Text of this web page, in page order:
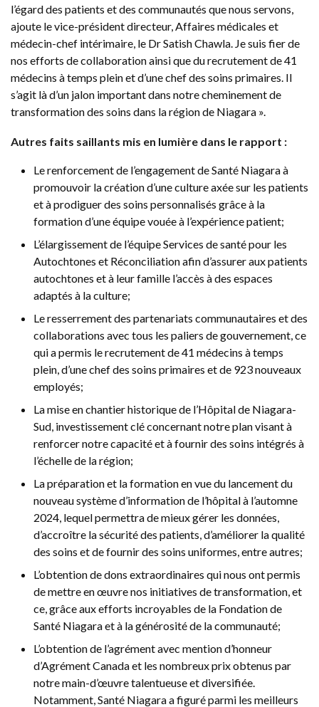
l’égard des patients et des communautés que nous servons,
ajoute le vice-président directeur, Affaires médicales et
médecin-chef intérimaire, le Dr Satish Chawla. Je suis fier de
nos efforts de collaboration ainsi que du recrutement de 41
médecins à temps plein et d’une chef des soins primaires. Il
s’agit là d’un jalon important dans notre cheminement de
transformation des soins dans la région de Niagara ».
Autres faits saillants mis en lumière dans le rapport :
Le renforcement de l’engagement de Santé Niagara à
promouvoir la création d’une culture axée sur les patients
et à prodiguer des soins personnalisés grâce à la
formation d’une équipe vouée à l’expérience patient;
L’élargissement de l’équipe Services de santé pour les
Autochtones et Réconciliation afin d’assurer aux patients
autochtones et à leur famille l’accès à des espaces
adaptés à la culture;
Le resserrement des partenariats communautaires et des
collaborations avec tous les paliers de gouvernement, ce
qui a permis le recrutement de 41 médecins à temps
plein, d’une chef des soins primaires et de 923 nouveaux
employés;
La mise en chantier historique de l’Hôpital de Niagara-
Sud, investissement clé concernant notre plan visant à
renforcer notre capacité et à fournir des soins intégrés à
l’échelle de la région;
La préparation et la formation en vue du lancement du
nouveau système d’information de l’hôpital à l’automne
2024, lequel permettra de mieux gérer les données,
d’accroître la sécurité des patients, d’améliorer la qualité
des soins et de fournir des soins uniformes, entre autres;
L’obtention de dons extraordinaires qui nous ont permis
de mettre en œuvre nos initiatives de transformation, et
ce, grâce aux efforts incroyables de la Fondation de
Santé Niagara et à la générosité de la communauté;
L’obtention de l’agrément avec mention d’honneur
d’Agrément Canada et les nombreux prix obtenus par
notre main-d’œuvre talentueuse et diversifiée.
Notamment, Santé Niagara a figuré parmi les meilleurs